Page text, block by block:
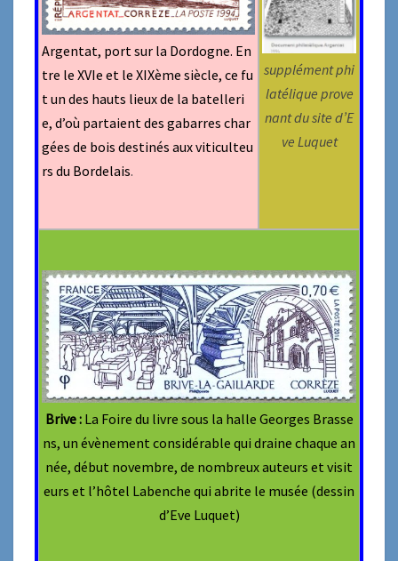
Argentat, port sur la Dordogne. En
tre le XVIe et le XIXème siècle, ce fu
t un des hauts lieux de la batelleri
e, d’où partaient des gabarres char
gées de bois destinés aux viticulteu
rs du Bordelais.
supplément phi
latélique prove
nant du site d’E
ve Luquet
Brive :La Foire du livre sous la halle Georges Brasse
ns, un évènement considérable qui draine chaque an
née, début novembre, de nombreux auteurs et visit
eurs et l’hôtel Labenche qui abrite le musée (dessin
d’Eve Luquet)